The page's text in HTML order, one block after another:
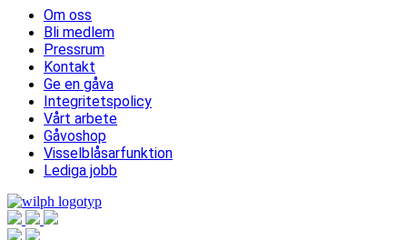
Om oss
Bli medlem
Pressrum
Kontakt
Ge en gåva
Integritetspolicy
Vårt arbete
Gåvoshop
Visselblåsarfunktion
Lediga jobb